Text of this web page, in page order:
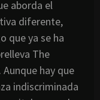
aborda el
diferente,
que ya se ha
The
hay que
indiscriminada